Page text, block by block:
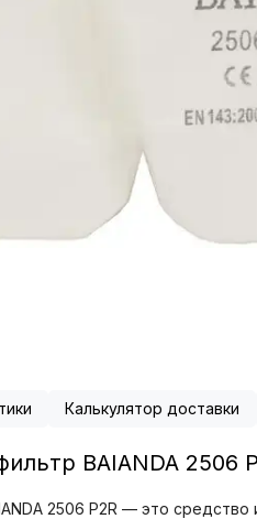
Калькулятор доставки
BAIANDA 2506
2506 P2R — это